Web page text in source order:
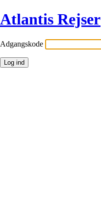
Atlantis Rejser
Adgangskode